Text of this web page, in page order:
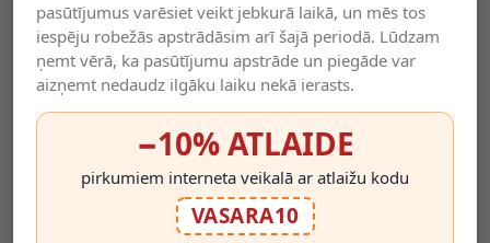
pasūtījumus varēsiet veikt jebkurā laikā, un mēs tos
iespēju robežās apstrādāsim arī šajā periodā. Lūdzam
ņemt vērā, ka pasūtījumu apstrāde un piegāde var
aizņemt nedaudz ilgāku laiku nekā ierasts.
−10% ATLAIDE
pirkumiem interneta veikalā ar atlaižu kodu
VASARA10